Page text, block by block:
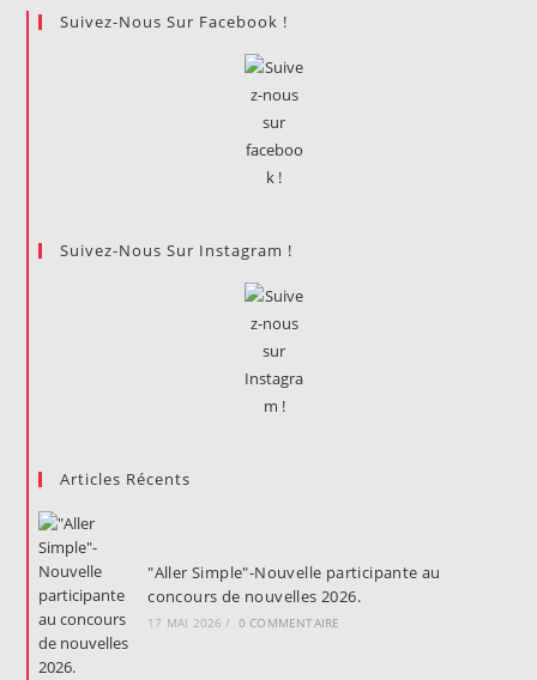
Participante
Au
Concours
Nouvelles
Suivez-Nous Sur Facebook !
Suivez-Nous Sur Instagram !
Articles Récents
"Aller Simple"-Nouvelle participante au
concours de nouvelles 2026.
17 MAI 2026 / 0 COMMENTAIRE